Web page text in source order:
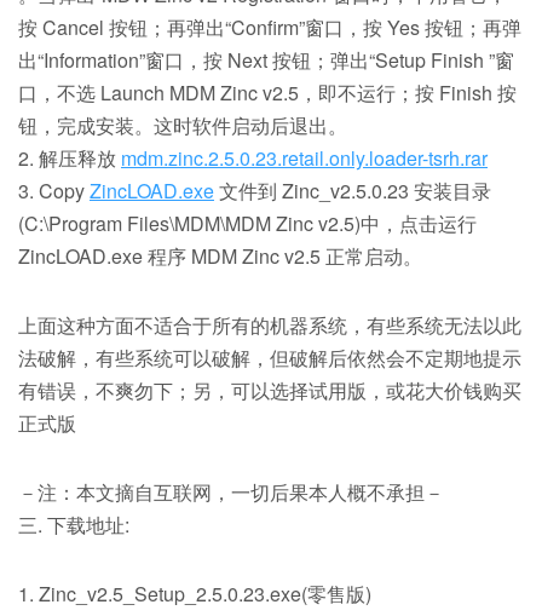
按 Cancel 按钮；再弹出“Confirm”窗口，按 Yes 按钮；再弹
出“Information”窗口，按 Next 按钮；弹出“Setup Finish ”窗
口，不选 Launch MDM Zinc v2.5，即不运行；按 Finish 按
钮，完成安装。这时软件启动后退出。
2. 解压释放 mdm.zinc.2.5.0.23.retail.only.loader-tsrh.rar
3. CopyZincLOAD.exe文件到 Zinc_v2.5.0.23 安装目录
(C:\Program Files\MDM\MDM Zinc v2.5)中，点击运行
ZincLOAD.exe 程序 MDM Zinc v2.5 正常启动。
上面这种方面不适合于所有的机器系统，有些系统无法以此
法破解，有些系统可以破解，但破解后依然会不定期地提示
有错误，不爽勿下；另，可以选择试用版，或花大价钱购买
正式版
－注：本文摘自互联网，一切后果本人概不承担－
三. 下载地址:
1. Zinc_v2.5_Setup_2.5.0.23.exe(零售版)